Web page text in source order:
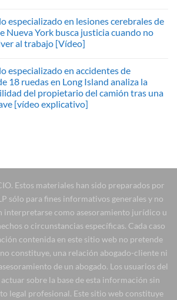
especializado en lesiones cerebrales de
Nueva York busca justicia cuando no
al trabajo [Vídeo]
especializado en accidentes de
18 ruedas en Long Island analiza la
del propietario del camión tras una
[vídeo explicativo]
Estos materiales han sido preparados por
sólo para fines informativos generales y no
interpretarse como asesoramiento jurídico u
o circunstancias específicas. Cada caso
contenida en este sitio web no pretende
constituye, una relación abogado-cliente ni
de un abogado. Los usuarios del
sobre la base de esta información sin
legal profesional. Este sitio web constituye